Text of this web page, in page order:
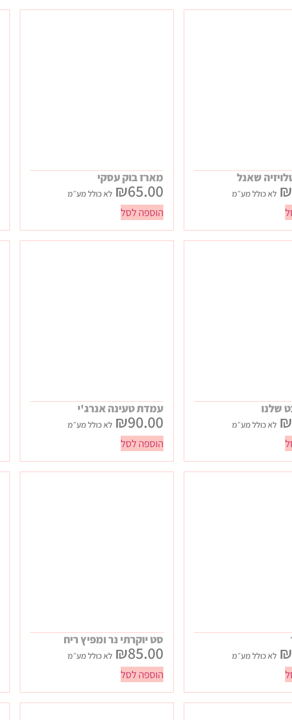
שאנל
₪ לא כולל מע״מ
מארז בוק עסקי
₪65.00 לא כולל מע״מ
הוספה לסל
שלנו
₪ לא כולל מע״מ
עמדת טעינה אנרג'י
₪90.00 לא כולל מע״מ
הוספה לסל
₪ לא כולל מע״מ
סט יוקרתי נר ומפיץ ריח
₪85.00 לא כולל מע״מ
הוספה לסל